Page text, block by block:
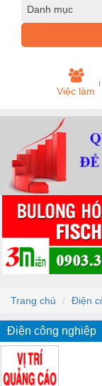
Danh mục
Việc làm
Trang chủ Điện
Điện công nghiệp